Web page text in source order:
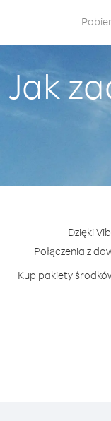
Jak
Dzięki
Połączenia z
Kup pakiety